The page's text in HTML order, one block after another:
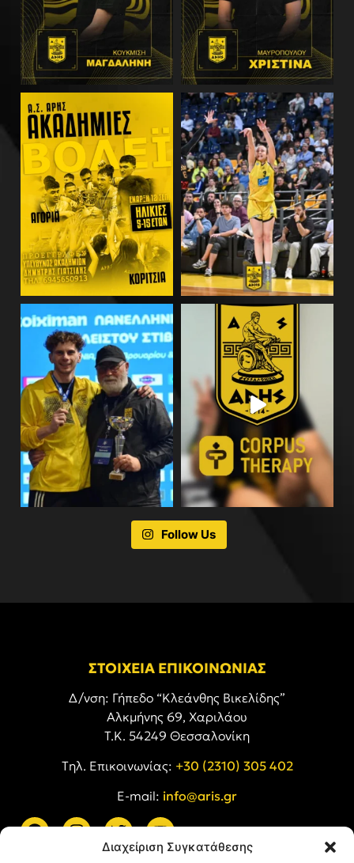
Διαχείριση Συγκατάθεσης
Follow Us
ΣΤΟΙΧΕΙΑ ΕΠΙΚΟΙΝΩΝΙΑΣ
Δ/νση: Γήπεδο “Κλεάνθης Βικελίδης”
Αλκμήνης 69, Χαριλάου
Τ.Κ. 54249 Θεσσαλονίκη
Tηλ. Επικοινωνίας: +30 (2310) 305 402
E-mail: info@aris.gr